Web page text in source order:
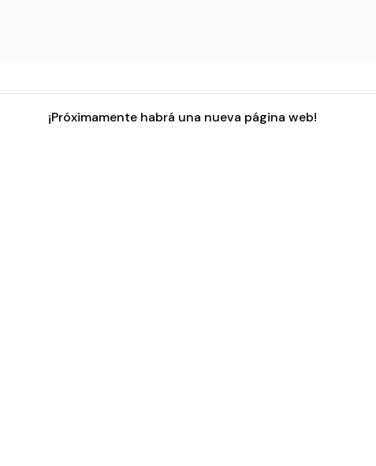
¡Próximamente habrá una nueva página web!